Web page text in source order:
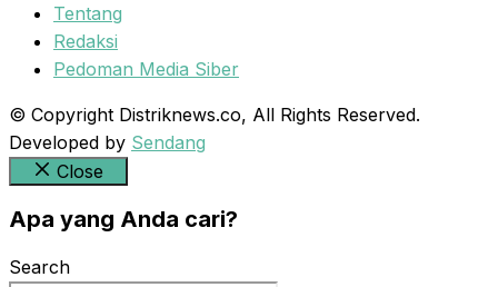
Tentang
Redaksi
Pedoman Media Siber
© Copyright Distriknews.co, All Rights Reserved.
Developed by Sendang
Close
Apa yang Anda cari?
Search